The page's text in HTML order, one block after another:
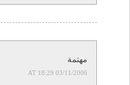
مهتمة
03/11/2006 AT 18:29